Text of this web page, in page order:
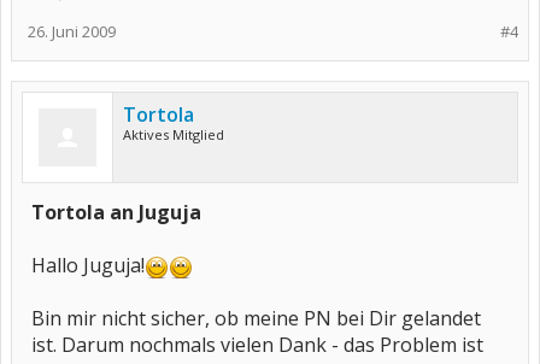
#4
26. Juni 2009
Tortola
Aktives Mitglied
Tortola an Juguja
Hallo Juguja!
Bin mir nicht sicher, ob meine PN bei Dir gelandet
ist. Darum nochmals vielen Dank - das Problem ist